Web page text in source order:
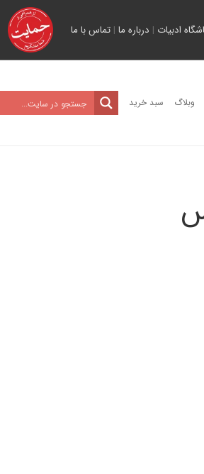
ادبیات | درباره ما |تماس با ما
وبلاگ سبد خرید